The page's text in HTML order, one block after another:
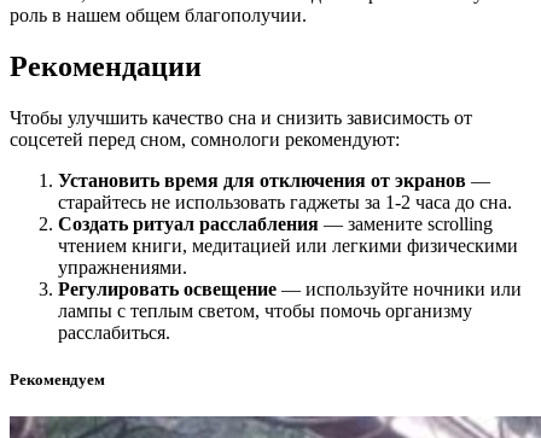
роль в нашем общем благополучии.
Рекомендации
Чтобы улучшить качество сна и снизить зависимость от
соцсетей перед сном, сомнологи рекомендуют:
Установить время для отключения от экранов —
старайтесь не использовать гаджеты за 1-2 часа до сна.
Создать ритуал расслабления — замените scrolling
чтением книги, медитацией или легкими физическими
упражнениями.
Регулировать освещение — используйте ночники или
лампы с теплым светом, чтобы помочь организму
расслабиться.
Рекомендуем